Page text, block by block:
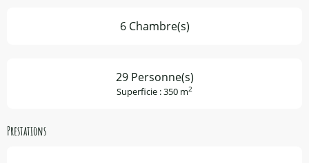
6 Chambre(s)
29 Personne(s)
Superficie : 350 m2
Prestations